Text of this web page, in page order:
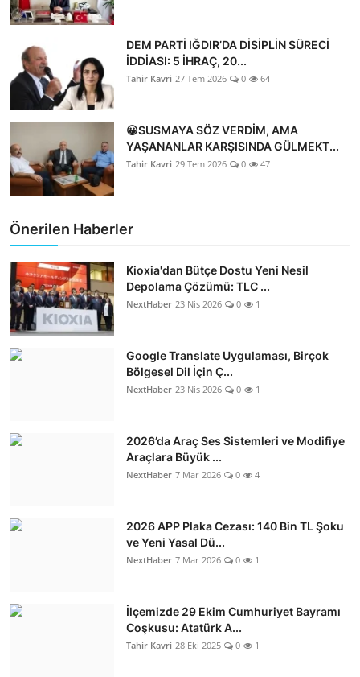
DEM PARTİ IĞDIR’DA DİSİPLİN SÜRECİ
İDDİASI: 5 İHRAÇ, 20...
Tahir Kavri 27 Tem 2026 0 64
😀SUSMAYA SÖZ VERDİM, AMA
YAŞANANLAR KARŞISINDA GÜLMEKT...
Tahir Kavri 29 Tem 2026 0 47
Önerilen Haberler
Kioxia'dan Bütçe Dostu Yeni Nesil
Depolama Çözümü: TLC ...
NextHaber 23 Nis 2026 0 1
Google Translate Uygulaması, Birçok
Bölgesel Dil İçin Ç...
NextHaber 23 Nis 2026 0 1
2026’da Araç Ses Sistemleri ve Modifiye
Araçlara Büyük ...
NextHaber 7 Mar 2026 0 4
2026 APP Plaka Cezası: 140 Bin TL Şoku
ve Yeni Yasal Dü...
NextHaber 7 Mar 2026 0 1
İlçemizde 29 Ekim Cumhuriyet Bayramı
Coşkusu: Atatürk A...
Tahir Kavri 28 Eki 2025 0 1